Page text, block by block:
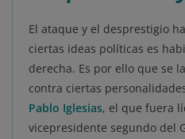
El ataque y el desprestigio
ciertas ideas políticas es
derecha. Es por ello que se
contra ciertas
Pablo Iglesias, el que fuera
vicepresidente segundo del